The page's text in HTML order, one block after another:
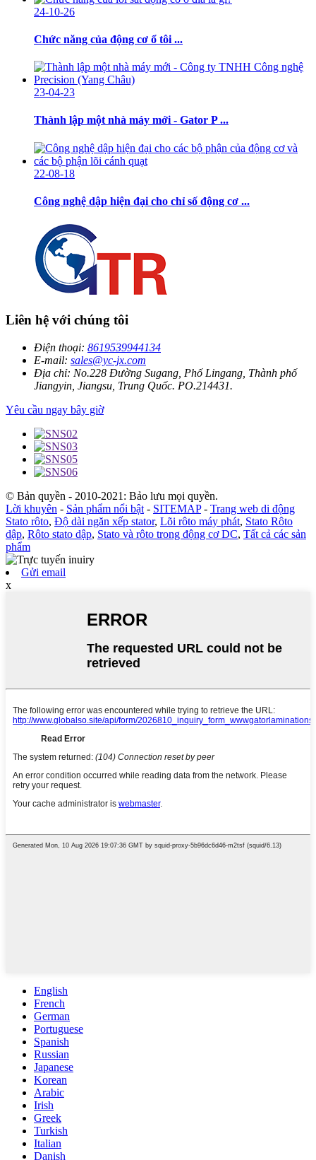
24-10-26
Chức năng của động cơ ổ tôi ...
23-04-23
Thành lập một nhà máy mới - Gator P ...
22-08-18
Công nghệ dập hiện đại cho chỉ số động cơ ...
Liên hệ với chúng tôi
Điện thoại: 8619539944134
E-mail: sales@yc-jx.com
Địa chỉ: No.228 Đường Sugang, Phố Lingang, Thành phố
Jiangyin, Jiangsu, Trung Quốc. PO.214431.
Yêu cầu ngay bây giờ
© Bản quyền - 2010-2021: Bảo lưu mọi quyền.
Lời khuyên - Sản phẩm nổi bật - SITEMAP- Trang web di động
Stato rôto, Độ dài ngăn xếp stator, Lõi rôto máy phát, Stato Rôto
dập, Rôto stato dập, Stato và rôto trong động cơ DC, Tất cả các sản
phẩm
Gửi email
x
English
French
German
Portuguese
Spanish
Russian
Japanese
Korean
Arabic
Irish
Greek
Turkish
Italian
Danish